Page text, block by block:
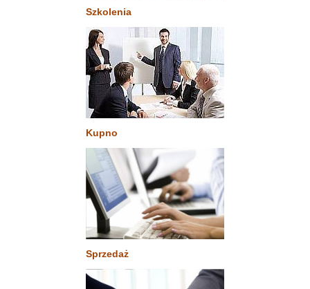
Szkolenia
Kupno
Sprzedaż